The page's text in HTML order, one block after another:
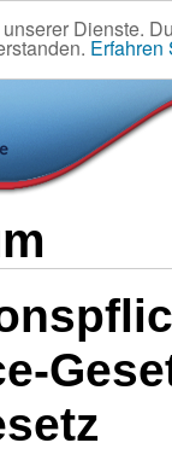
Dienste.
Erfahren